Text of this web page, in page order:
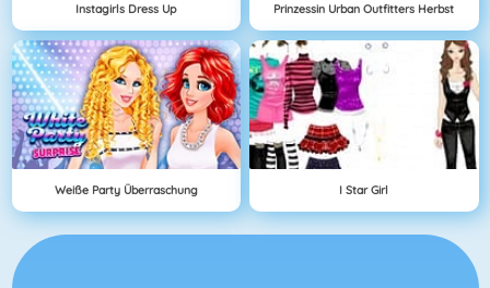
Instagirls Dress Up Prinzessin Urban Outfitters Herbst
Weiße Party Überraschung I Star Girl